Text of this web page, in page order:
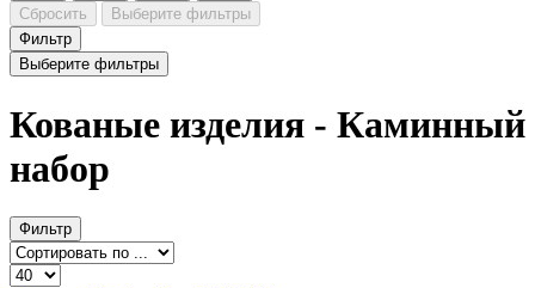
Сбросить
Выберите фильтры
Фильтр
Выберите фильтры
Кованые изделия - Каминный
набор
Фильтр